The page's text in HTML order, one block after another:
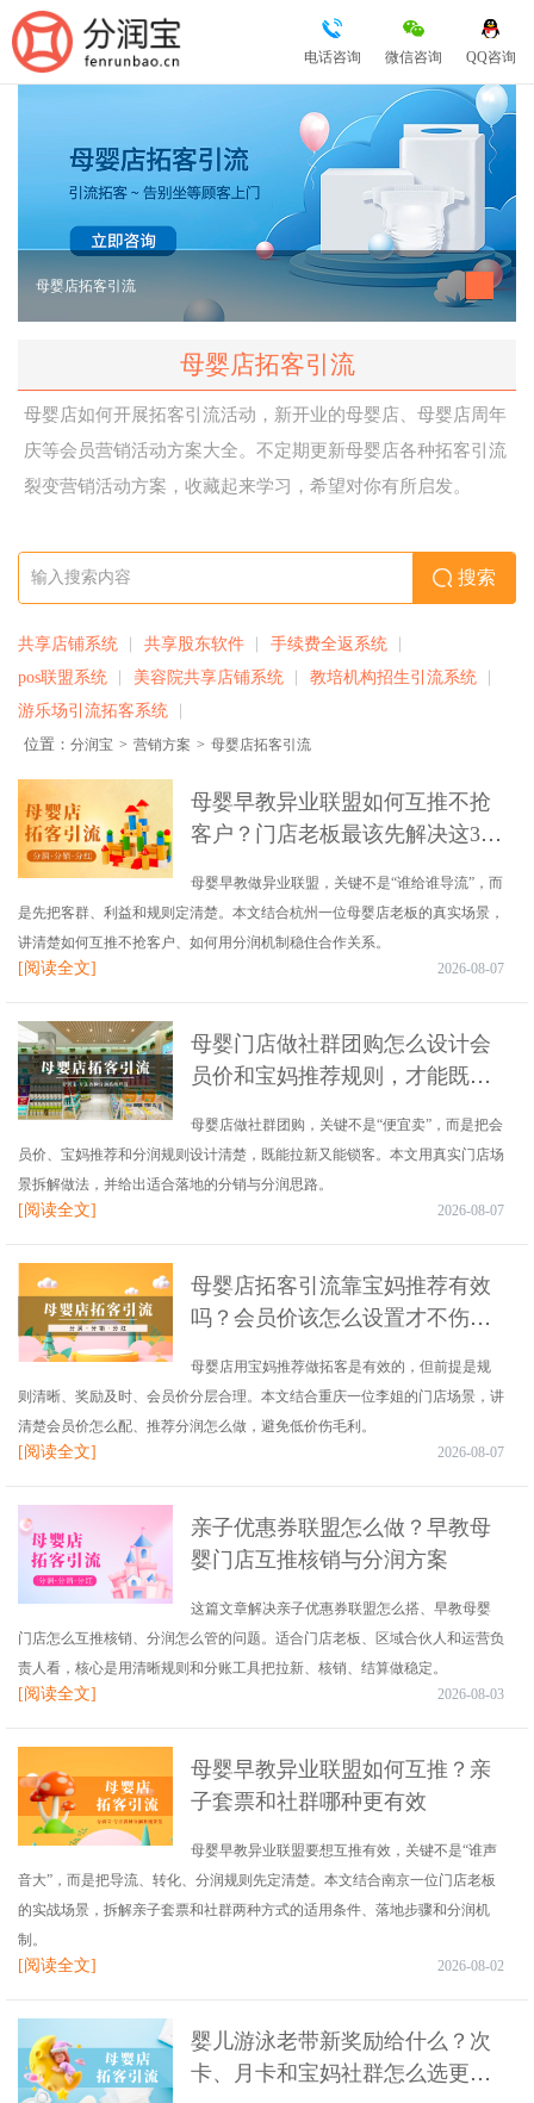
QQ咨询
微信咨询
电话咨询
母婴店拓客引流
母婴店拓客引流
母婴店如何开展拓客引流活动，新开业的母婴店、母婴店周年
庆等会员营销活动方案大全。不定期更新母婴店各种拓客引流
裂变营销活动方案，收藏起来学习，希望对你有所启发。
搜索
共享店铺系统 共享股东软件
手续费全返系统
pos联盟系统
美容院共享店铺系统
教培机构招生引流系统
游乐场引流拓客系统
位置： 分润宝 > 营销方案 > 母婴店拓客引流
母婴早教异业联盟如何互推不抢
客户？门店老板最该先解决这3个
母婴早教做异业联盟，关键不是“谁给谁导流”，而
是先把客群、利益和规则定清楚。本文结合杭州一位母婴店老板的真实场景，
讲清楚如何互推不抢客户、如何用分润机制稳住合作关系。
[阅读全文] 2026-08-07
母婴门店做社群团购怎么设计会
员价和宝妈推荐规则，才能既拉
母婴店做社群团购，关键不是“便宜卖”，而是把会
员价、宝妈推荐和分润规则设计清楚，既能拉新又能锁客。本文用真实门店场
景拆解做法，并给出适合落地的分销与分润思路。
[阅读全文] 2026-08-07
母婴店拓客引流靠宝妈推荐有效
吗？会员价该怎么设置才不伤利
母婴店用宝妈推荐做拓客是有效的，但前提是规
则清晰、奖励及时、会员价分层合理。本文结合重庆一位李姐的门店场景，讲
清楚会员价怎么配、推荐分润怎么做，避免低价伤毛利。
[阅读全文] 2026-08-07
亲子优惠券联盟怎么做？早教母
婴门店互推核销与分润方案
这篇文章解决亲子优惠券联盟怎么搭、早教母婴
门店怎么互推核销、分润怎么管的问题。适合门店老板、区域合伙人和运营负
责人看，核心是用清晰规则和分账工具把拉新、核销、结算做稳定。
[阅读全文] 2026-08-03
母婴早教异业联盟如何互推？亲
子套票和社群哪种更有效
母婴早教异业联盟要想互推有效，关键不是“谁声
音大”，而是把导流、转化、分润规则先定清楚。本文结合南京一位门店老板
的实战场景，拆解亲子套票和社群两种方式的适用条件、落地步骤和分润机
制。
[阅读全文] 2026-08-02
婴儿游泳老带新奖励给什么？次
卡、月卡和宝妈社群怎么选更划